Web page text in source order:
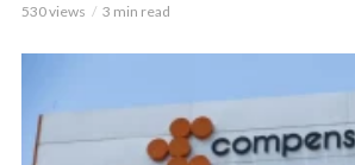
530 views 3 min read